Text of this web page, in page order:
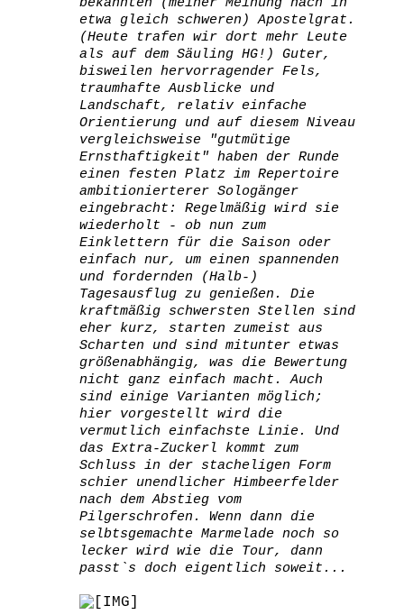
bekannten (meiner Meinung nach in
etwa gleich schweren) Apostelgrat.
(Heute trafen wir dort mehr Leute
als auf dem Säuling HG!) Guter,
bisweilen hervorragender Fels,
traumhafte Ausblicke und
Landschaft, relativ einfache
Orientierung und auf diesem Niveau
vergleichsweise "gutmütige
Ernsthaftigkeit" haben der Runde
einen festen Platz im Repertoire
ambitionierterer Sologänger
eingebracht: Regelmäßig wird sie
wiederholt - ob nun zum
Einklettern für die Saison oder
einfach nur, um einen spannenden
und fordernden (Halb-)
Tagesausflug zu genießen. Die
kraftmäßig schwersten Stellen sind
eher kurz, starten zumeist aus
Scharten und sind mitunter etwas
größenabhängig, was die Bewertung
nicht ganz einfach macht. Auch
sind einige Varianten möglich;
hier vorgestellt wird die
vermutlich einfachste Linie. Und
das Extra-Zuckerl kommt zum
Schluss in der stacheligen Form
schier unendlicher Himbeerfelder
nach dem Abstieg vom
Pilgerschrofen. Wenn dann die
selbtsgemachte Marmelade noch so
lecker wird wie die Tour, dann
passt`s doch eigentlich soweit...